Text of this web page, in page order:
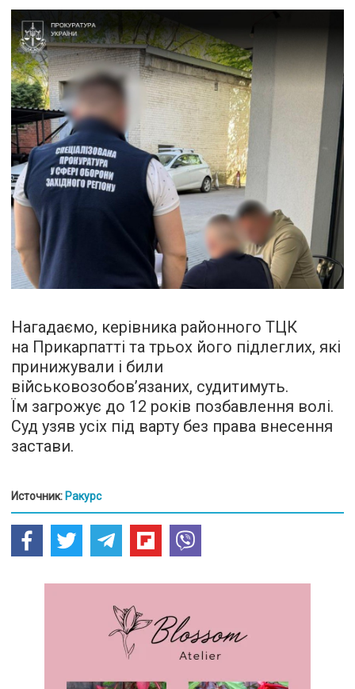
Нагадаємо, керівника районного ТЦК
на Прикарпатті та трьох його підлеглих, які
принижували і били
військовозобов’язаних, судитимуть.
Їм загрожує до 12 років позбавлення волі.
Суд узяв усіх під варту без права внесення
застави.
Источник: Ракурс